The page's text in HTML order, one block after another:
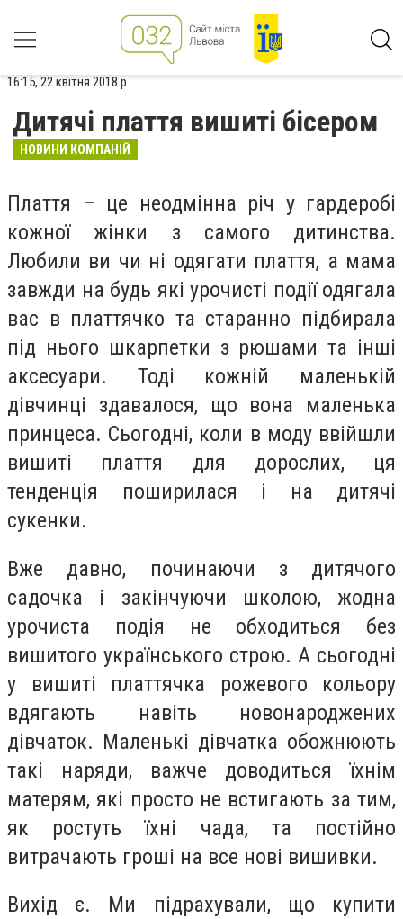
16:15, 22 квітня 2018 р.
Дитячі плаття вишиті бісером
НОВИНИ КОМПАНІЙ
Плаття – це неодмінна річ у гардеробі
кожної жінки з самого дитинства.
Любили ви чи ні одягати плаття, а мама
завжди на будь які урочисті події одягала
вас в платтячко та старанно підбирала
під нього шкарпетки з рюшами та інші
аксесуари. Тоді кожній маленькій
дівчинці здавалося, що вона маленька
принцеса. Сьогодні, коли в моду ввійшли
вишиті плаття для дорослих, ця
тенденція поширилася і на дитячі
сукенки.
Вже давно, починаючи з дитячого
садочка і закінчуючи школою, жодна
урочиста подія не обходиться без
вишитого українського строю. А сьогодні
у вишиті платтячка рожевого кольору
вдягають навіть новонароджених
дівчаток. Маленькі дівчатка обожнюють
такі наряди, важче доводиться їхнім
матерям, які просто не встигають за тим,
як ростуть їхні чада, та постійно
витрачають гроші на все нові вишивки.
Вихід є. Ми підрахували, що купити